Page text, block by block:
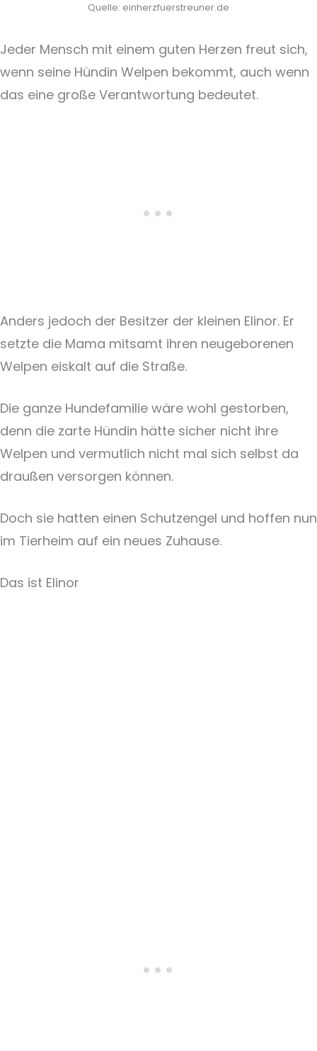
Quelle: einherzfuerstreuner.de
Jeder Mensch mit einem guten Herzen freut sich,
wenn seine Hündin Welpen bekommt, auch wenn
das eine große Verantwortung bedeutet.
Anders jedoch der Besitzer der kleinen Elinor. Er
setzte die Mama mitsamt ihren neugeborenen
Welpen eiskalt auf die Straße.
Die ganze Hundefamilie wäre wohl gestorben,
denn die zarte Hündin hätte sicher nicht ihre
Welpen und vermutlich nicht mal sich selbst da
draußen versorgen können.
Doch sie hatten einen Schutzengel und hoffen nun
im Tierheim auf ein neues Zuhause.
Das ist Elinor